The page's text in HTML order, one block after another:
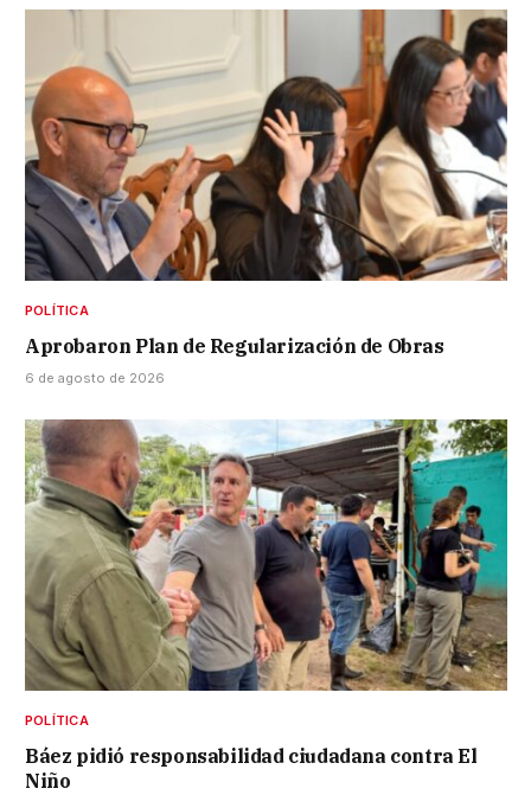
POLÍTICA
Aprobaron Plan de Regularización de Obras
6 de agosto de 2026
POLÍTICA
Báez pidió responsabilidad ciudadana contra El
Niño